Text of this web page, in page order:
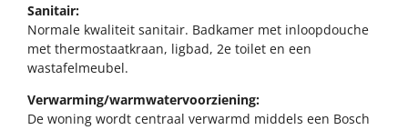
Sanitair:
Normale kwaliteit sanitair. Badkamer met inloopdouche
met thermostaatkraan, ligbad, 2e toilet en een
wastafelmeubel.
Verwarming/warmwatervoorziening:
De woning wordt centraal verwarmd middels een Bosch